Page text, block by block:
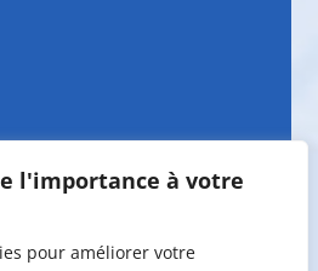
l'importance à votre
pour améliorer votre